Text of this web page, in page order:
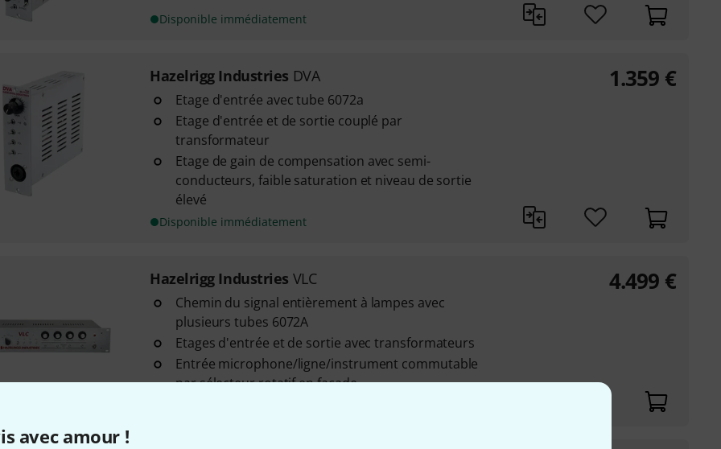
avec amour !
Disponible immédiatement
Hazelrigg Industries DVA
Etage d'entrée avec tube 6072a
Etage d'entrée et de sortie couplé par
transformateur
Etage de gain de compensation avec semi-
conducteurs, faible saturation et niveau de sortie
élevé
Disponible immédiatement
1.359 €
Hazelrigg Industries VLC
Chemin du signal entièrement à lampes avec
plusieurs tubes 6072A
Etages d'entrée et de sortie avec transformateurs
Entrée microphone/ligne/instrument commutable
par sélecteur rotatif en façade
4.499 €